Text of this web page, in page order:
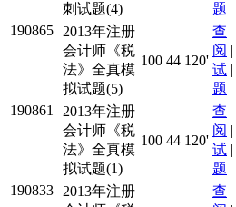
刺试题(4)
题
190865
2013年注册
会计师《税
法》全真模
拟试题(5)
100 44 120'
查
阅 |
试 |
题
190861
2013年注册
会计师《税
法》全真模
拟试题(1)
100 44 120'
查
阅 |
试 |
题
190833
2013年注册
查